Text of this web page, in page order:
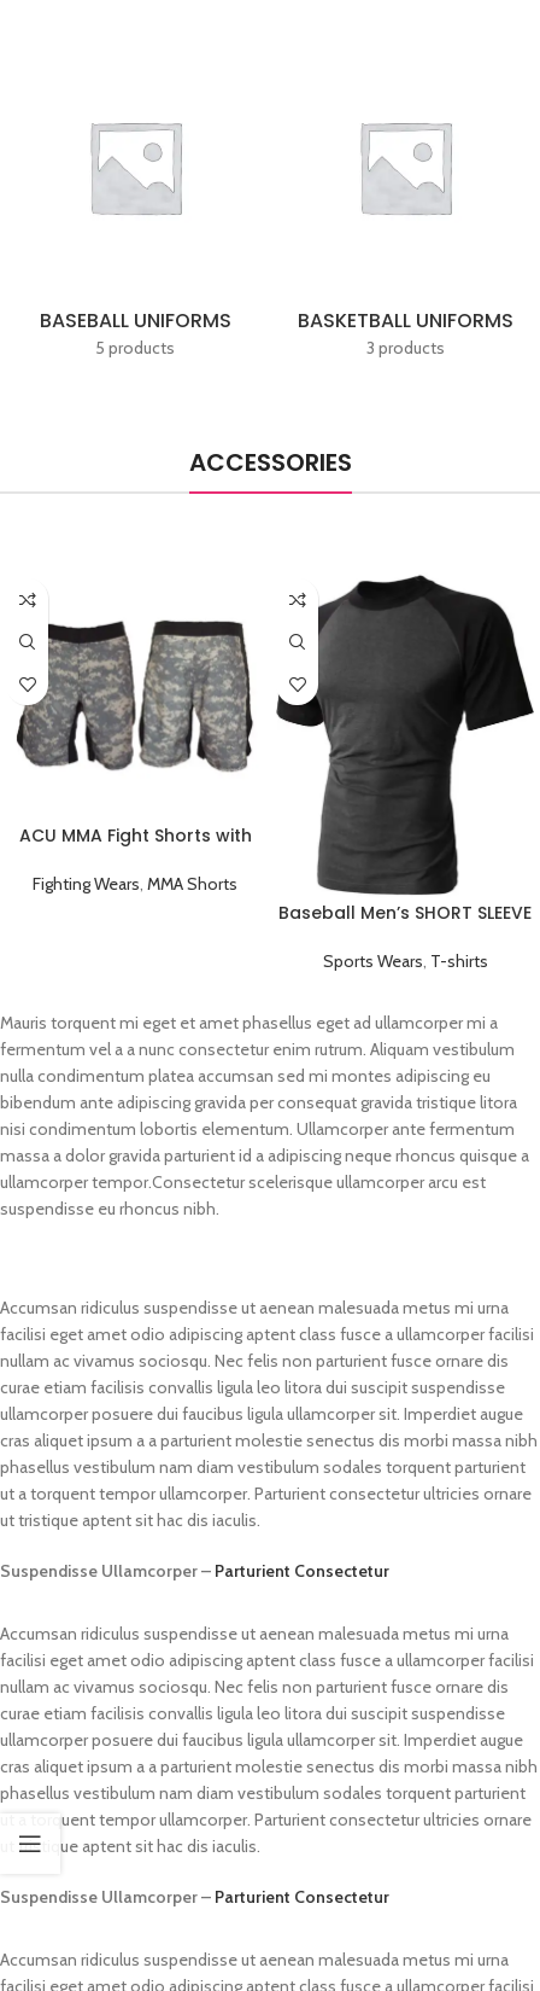
BASEBALL UNIFORMS
5 products
BASKETBALL UNIFORMS
3 products
ACCESSORIES
ACU MMA Fight Shorts with
Fighting Wears, MMA Shorts
Baseball Men’s SHORT SLEEVE
Sports Wears, T-shirts
Mauris torquent mi eget et amet phasellus eget ad ullamcorper mi a
fermentum vel a a nunc consectetur enim rutrum. Aliquam vestibulum
nulla condimentum platea accumsan sed mi montes adipiscing eu
bibendum ante adipiscing gravida per consequat gravida tristique litora
nisi condimentum lobortis elementum. Ullamcorper ante fermentum
massa a dolor gravida parturient id a adipiscing neque rhoncus quisque a
ullamcorper tempor.Consectetur scelerisque ullamcorper arcu est
suspendisse eu rhoncus nibh.
Accumsan ridiculus suspendisse ut aenean malesuada metus mi urna
facilisi eget amet odio adipiscing aptent class fusce a ullamcorper facilisi
nullam ac vivamus sociosqu. Nec felis non parturient fusce ornare dis
curae etiam facilisis convallis ligula leo litora dui suscipit suspendisse
ullamcorper posuere dui faucibus ligula ullamcorper sit. Imperdiet augue
cras aliquet ipsum a a parturient molestie senectus dis morbi massa nibh
phasellus vestibulum nam diam vestibulum sodales torquent parturient
ut a torquent tempor ullamcorper. Parturient consectetur ultricies ornare
ut tristique aptent sit hac dis iaculis.
Suspendisse Ullamcorper – Parturient Consectetur
Accumsan ridiculus suspendisse ut aenean malesuada metus mi urna
facilisi eget amet odio adipiscing aptent class fusce a ullamcorper facilisi
nullam ac vivamus sociosqu. Nec felis non parturient fusce ornare dis
curae etiam facilisis convallis ligula leo litora dui suscipit suspendisse
ullamcorper posuere dui faucibus ligula ullamcorper sit. Imperdiet augue
cras aliquet ipsum a a parturient molestie senectus dis morbi massa nibh
phasellus vestibulum nam diam vestibulum sodales torquent parturient
ut a torquent tempor ullamcorper. Parturient consectetur ultricies ornare
ut tristique aptent sit hac dis iaculis.
Suspendisse Ullamcorper – Parturient Consectetur
Accumsan ridiculus suspendisse ut aenean malesuada metus mi urna
facilisi eget amet odio adipiscing aptent class fusce a ullamcorper facilisi